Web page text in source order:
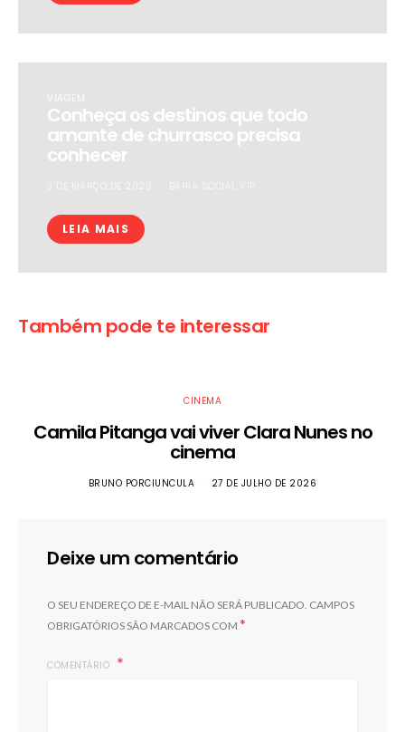
VIAGEM
Conheça os destinos que todo
amante de churrasco precisa
conhecer
LEIA MAIS
Também pode te interessar
CINEMA
Camila Pitanga vai viver Clara Nunes no
cinema
BRUNO PORCIUNCULA 27 DE JULHO DE 2026
Deixe um comentário
O SEU ENDEREÇO DE E-MAIL NÃO SERÁ PUBLICADO. CAMPOS
OBRIGATÓRIOS SÃO MARCADOS COM *
COMENTÁRIO